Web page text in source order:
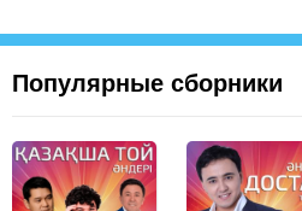
Популярные сборники